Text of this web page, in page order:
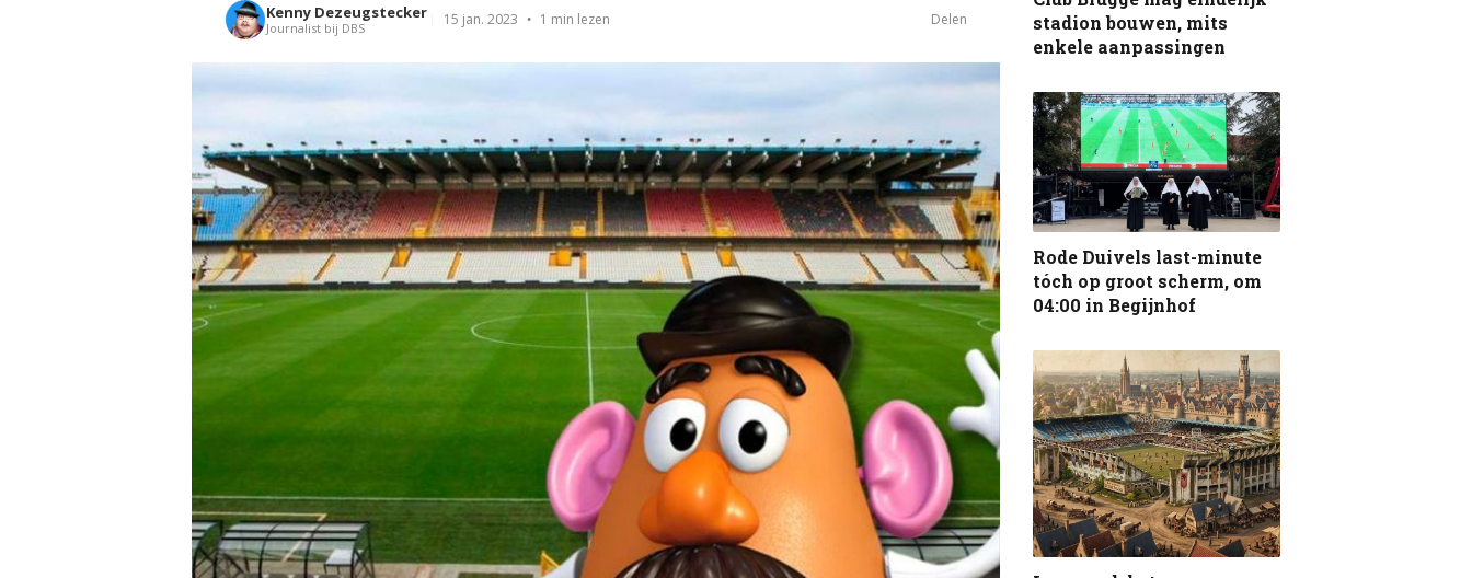
Kenny Dezeugstecker
Journalist bij DBS 15 jan. 2023 1 min lezen Delen
stadion bouwen, mits
enkele aanpassingen
Rode Duivels last-minute
tóch op groot scherm, om
04:00 in Begijnhof